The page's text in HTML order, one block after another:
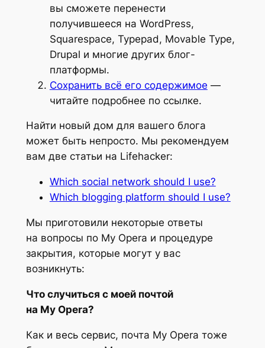
вы сможете перенести
получившееся на WordPress,
Squarespace, Typepad, Movable Type,
Drupal и многие других блог-
платформы.
Сохранить всё его содержимое —
читайте подробнее по ссылке.
Найти новый дом для вашего блога
может быть непросто. Мы рекомендуем
вам две статьи на Lifehacker:
Which social network should I use?
Which blogging platform should I use?
Мы приготовили некоторые ответы
на вопросы по My Opera и процедуре
закрытия, которые могут у вас
возникнуть:
Что случиться с моей почтой
на My Opera?
Как и весь сервис, почта My Opera тоже